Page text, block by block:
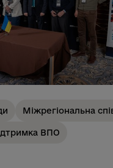
Міжрегіональна
ВПО